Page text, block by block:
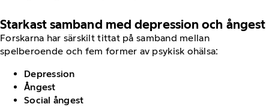
Starkast samband med depression och ångest
Forskarna har särskilt tittat på samband mellan
spelberoende och fem former av psykisk ohälsa:
Depression
Ångest
Social ångest